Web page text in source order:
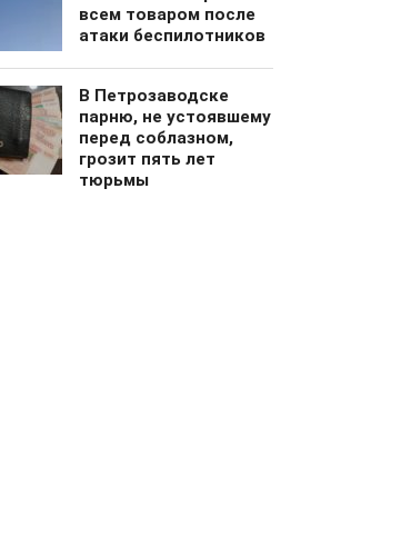
всем товаром после
атаки беспилотников
В Петрозаводске
парню, не устоявшему
перед соблазном,
грозит пять лет
тюрьмы